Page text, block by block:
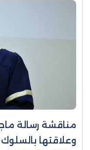
مناقشة رسالة
وعلاقتها